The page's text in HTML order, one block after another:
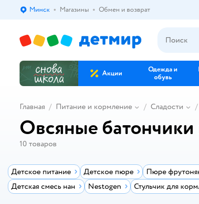
Выбор адреса доставки.
Минск Магазины Обмен и возврат
Акции
Одежда и
обувь
Главная Питание и кормление Сладости
Овсяные
10 товаров
Детское питание Детское пюре Пюре
Детская смесь нан
Nestogen Стульчик для